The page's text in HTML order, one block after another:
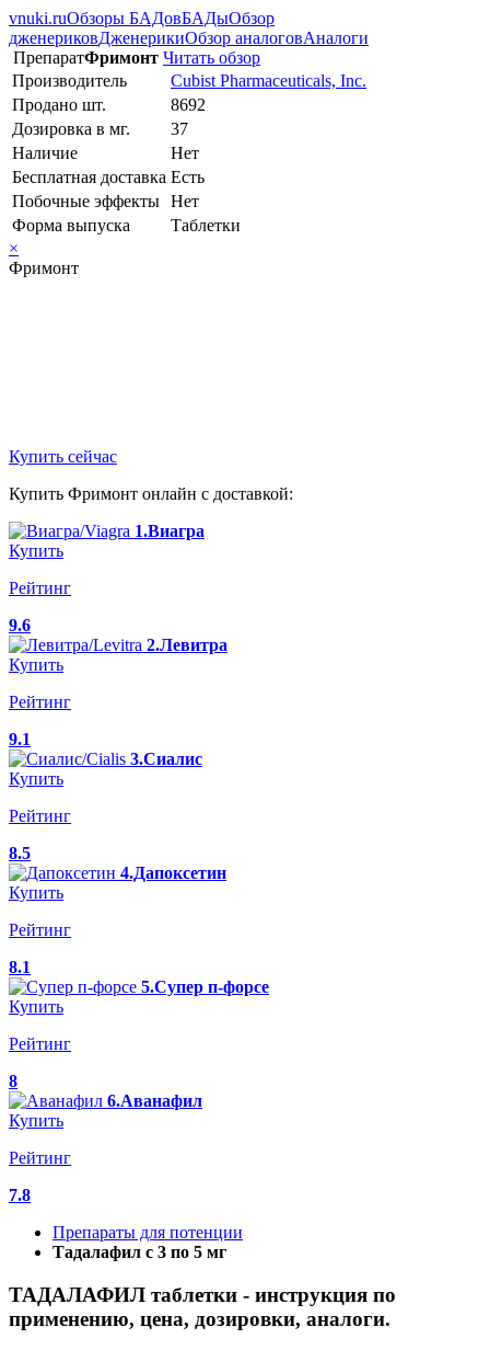
vnuki.ruОбзоры БАДовБАДыОбзор
дженериковДженерикиОбзор аналоговАналоги
ПрепаратФримонт Читать обзор
Производитель
Cubist Pharmaceuticals, Inc.
Продано шт.
8692
Дозировка в мг.
37
Наличие
Нет
Бесплатная доставка Есть
Побочные эффекты Нет
Форма выпуска
Таблетки
×
Фримонт
Купить сейчас
Купить Фримонт онлайн с доставкой:
1.Виагра
Купить
Рейтинг
9.6
2.Левитра
Купить
Рейтинг
9.1
3.Сиалис
Купить
Рейтинг
8.5
4.Дапоксетин
Купить
Рейтинг
8.1
5.Супер п-форсе
Купить
Рейтинг
8
6.Аванафил
Купить
Рейтинг
7.8
Препараты для потенции
Тадалафил с 3 по 5 мг
ТАДАЛАФИЛ таблетки - инструкция по
применению, цена, дозировки, аналоги.